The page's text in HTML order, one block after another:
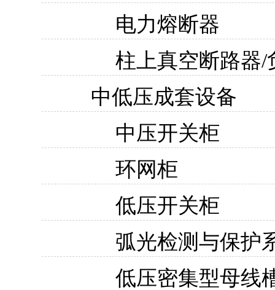
电力熔断器
柱上真空断路器/
中低压成套设备
中压开关柜
环网柜
低压开关柜
弧光检测与保护
低压密集型母线